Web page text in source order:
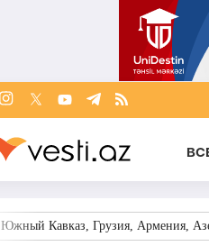
Южный Кавказ, Грузия, Армения,